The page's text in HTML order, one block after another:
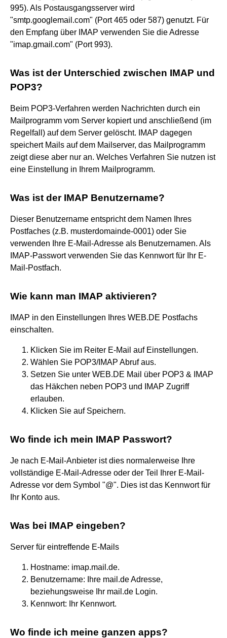
995). Als Postausgangsserver wird
"smtp.googlemail.com" (Port 465 oder 587) genutzt. Für
den Empfang über IMAP verwenden Sie die Adresse
"imap.gmail.com" (Port 993).
Was ist der Unterschied zwischen IMAP und
POP3?
Beim POP3-Verfahren werden Nachrichten durch ein
Mailprogramm vom Server kopiert und anschließend (im
Regelfall) auf dem Server gelöscht. IMAP dagegen
speichert Mails auf dem Mailserver, das Mailprogramm
zeigt diese aber nur an. Welches Verfahren Sie nutzen ist
eine Einstellung in Ihrem Mailprogramm.
Was ist der IMAP Benutzername?
Dieser Benutzername entspricht dem Namen Ihres
Postfaches (z.B. musterdomainde-0001) oder Sie
verwenden Ihre E-Mail-Adresse als Benutzernamen. Als
IMAP-Passwort verwenden Sie das Kennwort für Ihr E-
Mail-Postfach.
Wie kann man IMAP aktivieren?
IMAP in den Einstellungen Ihres WEB.DE Postfachs
einschalten.
Klicken Sie im Reiter E-Mail auf Einstellungen.
Wählen Sie POP3/IMAP Abruf aus.
Setzen Sie unter WEB.DE Mail über POP3 & IMAP
das Häkchen neben POP3 und IMAP Zugriff
erlauben.
Klicken Sie auf Speichern.
Wo finde ich mein IMAP Passwort?
Je nach E-Mail-Anbieter ist dies normalerweise Ihre
vollständige E-Mail-Adresse oder der Teil Ihrer E-Mail-
Adresse vor dem Symbol "@". Dies ist das Kennwort für
Ihr Konto aus.
Was bei IMAP eingeben?
Server für eintreffende E-Mails
Hostname: imap.mail.de.
Benutzername: Ihre mail.de Adresse,
beziehungsweise Ihr mail.de Login.
Kennwort: Ihr Kennwort.
Wo finde ich meine ganzen apps?